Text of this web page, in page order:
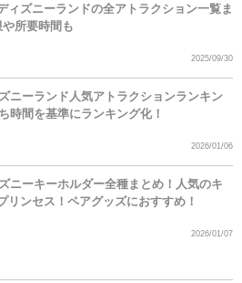
ィズニーランドの全アトラクション一覧ま
所要時間も
2025/09/30
ズニーランド人気アトラクションランキン
時間を基準にランキング化！
2026/01/06
ズニーキーホルダー全種まとめ！人気のキ
リンセス！ペアグッズにおすすめ！
2026/01/07